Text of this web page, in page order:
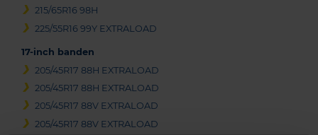
215/65R16 98H
225/55R16 99Y EXTRALOAD
17-inch banden
205/45R17 88H EXTRALOAD
205/45R17 88H EXTRALOAD
205/45R17 88V EXTRALOAD
205/45R17 88V EXTRALOAD